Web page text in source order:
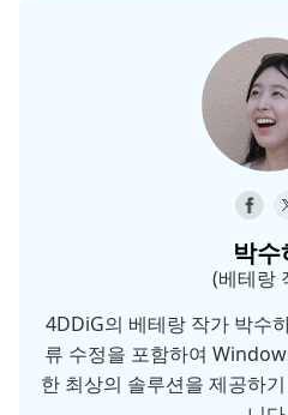
박수
(베테랑
4DDiG의 베테랑 작가 박수
류 수정을 포함하여
한 최상의 솔루션을 제공하